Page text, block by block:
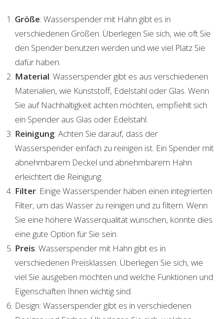
Größe: Wasserspender mit Hahn gibt es in
verschiedenen Größen. Überlegen Sie sich, wie oft Sie
den Spender benutzen werden und wie viel Platz Sie
dafür haben.
Material: Wasserspender gibt es aus verschiedenen
Materialien, wie Kunststoff, Edelstahl oder Glas. Wenn
Sie auf Nachhaltigkeit achten möchten, empfiehlt sich
ein Spender aus Glas oder Edelstahl.
Reinigung: Achten Sie darauf, dass der
Wasserspender einfach zu reinigen ist. Ein Spender mit
abnehmbarem Deckel und abnehmbarem Hahn
erleichtert die Reinigung.
Filter: Einige Wasserspender haben einen integrierten
Filter, um das Wasser zu reinigen und zu filtern. Wenn
Sie eine höhere Wasserqualität wünschen, könnte dies
eine gute Option für Sie sein.
Preis: Wasserspender mit Hahn gibt es in
verschiedenen Preisklassen. Überlegen Sie sich, wie
viel Sie ausgeben möchten und welche Funktionen und
Eigenschaften Ihnen wichtig sind.
Design: Wasserspender gibt es in verschiedenen